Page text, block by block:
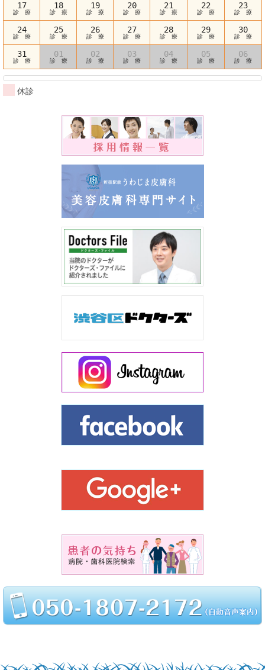
17
診 療
18
診 療
19
診 療
20
診 療
21
診 療
22
診 療
23
診 療
24
診 療
25
診 療
26
診 療
27
診 療
28
診 療
29
診 療
30
診 療
31
診 療
01
診 療
02
診 療
03
診 療
04
診 療
05
診 療
06
診 療
休診